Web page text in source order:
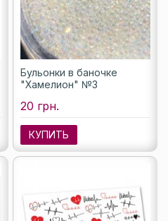
Бульонки в баночке
"Хамелион" №3
20 грн.
КУПИТЬ